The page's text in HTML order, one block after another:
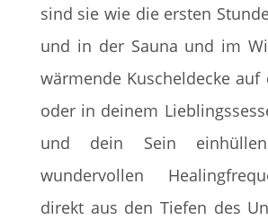
sind sie wie die ersten
und in der Sauna und im
wärmende Kuscheldecke auf
oder in deinem
und dein Sein
wundervollen
direkt aus den Tiefen des